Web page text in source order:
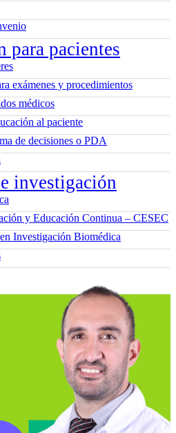
para pacientes
exámenes y procedimientos
médicos
al paciente
de decisiones o PDA
investigación
y Educación Continua – CESEC
Investigación Biomédica